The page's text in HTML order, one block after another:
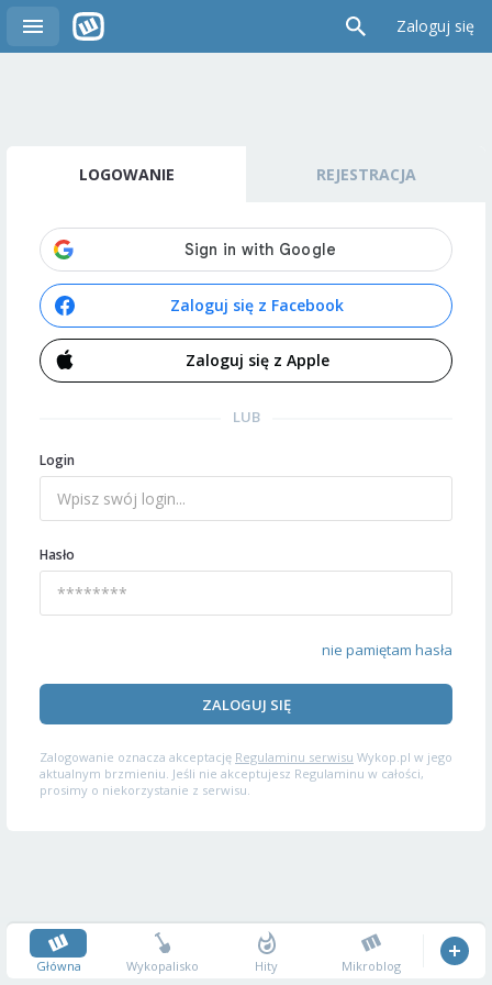
Zaloguj się
LOGOWANIE REJESTRACJA
Zaloguj się z Facebook
Zaloguj się z Apple
LUB
Login
Hasło
nie pamiętam hasła
ZALOGUJ SIĘ
Zalogowanie oznacza akceptację Regulaminu serwisu Wykop.pl w jego
aktualnym brzmieniu. Jeśli nie akceptujesz Regulaminu w całości,
prosimy o niekorzystanie z serwisu.
Główna Wykopalisko Hity Mikroblog